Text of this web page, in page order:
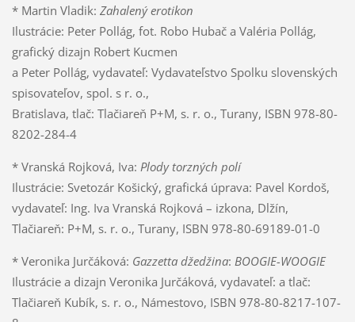
* Martin Vladik: Zahalený erotikon
Ilustrácie: Peter Pollág, fot. Robo Hubač a Valéria Pollág,
grafický dizajn Robert Kucmen
a Peter Pollág, vydavateľ: Vydavateľstvo Spolku slovenských
spisovateľov, spol. s r. o.,
Bratislava, tlač: Tlačiareň P+M, s. r. o., Turany, ISBN 978-80-
8202-284-4
* Vranská Rojková, Iva: Plody torzných polí
Ilustrácie: Svetozár Košický, grafická úprava: Pavel Kordoš,
vydavateľ: Ing. Iva Vranská Rojková – izkona, Dlžín,
Tlačiareň: P+M, s. r. o., Turany, ISBN 978-80-69189-01-0
* Veronika Jurčáková: Gazzetta džedžina: BOOGIE-WOOGIE
Ilustrácie a dizajn Veronika Jurčáková, vydavateľ: a tlač:
Tlačiareň Kubík, s. r. o., Námestovo, ISBN 978-80-8217-107-